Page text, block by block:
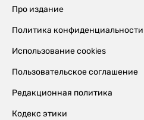
Про издание
Политика конфиденциальности
Использование cookies
Пользовательское соглашение
Редакционная политика
Кодекс этики